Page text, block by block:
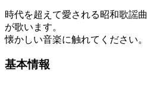
時代を超えて愛される昭和歌謡
が歌います。
懐かしい音楽に触れてください。
基本情報